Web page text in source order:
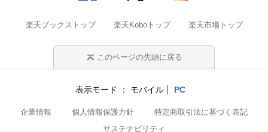
楽天ブックストップ 楽天Koboトップ 楽天市場トップ
このページの先頭に戻る
表示モード モバイル PC
企業情報 個人情報保護方針
特定商取引法に基づく表記
サステナビリティ